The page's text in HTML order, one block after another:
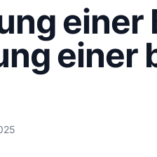
einer
einer